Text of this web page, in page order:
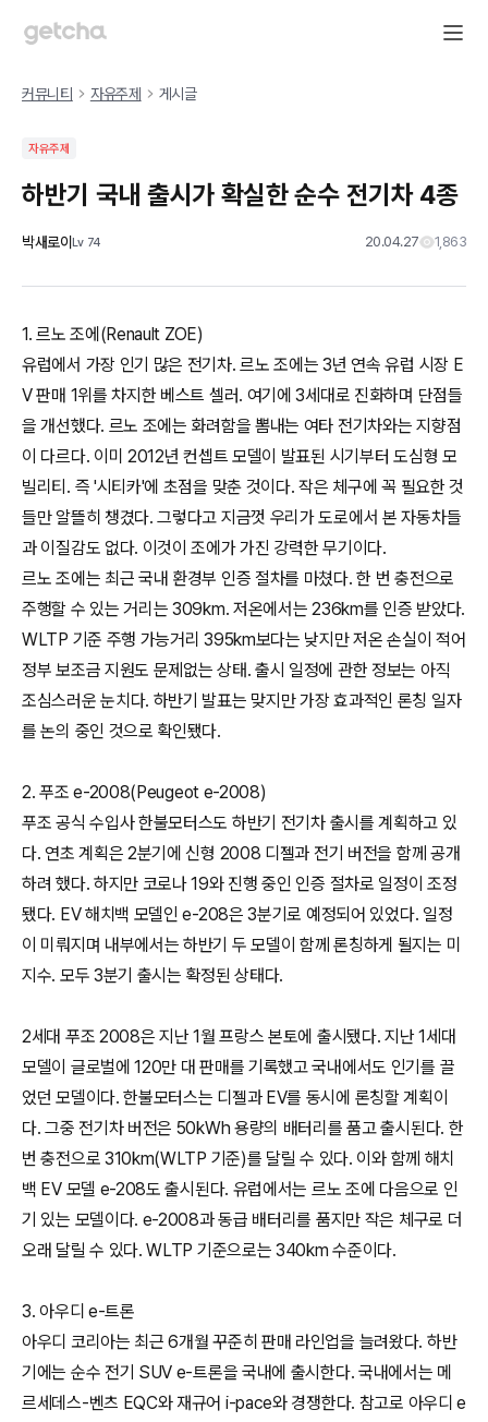
커뮤니티 자유주제 게시글
자유주제
하반기 국내 출시가 확실한 순수 전기차 4종
박새로이 Lv 74 20.04.27 1,863
1. 르노 조에(Renault ZOE)
유럽에서 가장 인기 많은 전기차. 르노 조에는 3년 연속 유럽 시장 E
V 판매 1위를 차지한 베스트 셀러. 여기에 3세대로 진화하며 단점들
을 개선했다. 르노 조에는 화려함을 뽐내는 여타 전기차와는 지향점
이 다르다. 이미 2012년 컨셉트 모델이 발표된 시기부터 도심형 모
빌리티. 즉 '시티카'에 초점을 맞춘 것이다. 작은 체구에 꼭 필요한 것
들만 알뜰히 챙겼다. 그렇다고 지금껏 우리가 도로에서 본 자동차들
과 이질감도 없다. 이것이 조에가 가진 강력한 무기이다.
르노 조에는 최근 국내 환경부 인증 절차를 마쳤다. 한 번 충전으로
주행할 수 있는 거리는 309km. 저온에서는 236km를 인증 받았다.
WLTP 기준 주행 가능거리 395km보다는 낮지만 저온 손실이 적어
정부 보조금 지원도 문제없는 상태. 출시 일정에 관한 정보는 아직
조심스러운 눈치다. 하반기 발표는 맞지만 가장 효과적인 론칭 일자
를 논의 중인 것으로 확인됐다.
2. 푸조 e-2008(Peugeot e-2008)
푸조 공식 수입사 한불모터스도 하반기 전기차 출시를 계획하고 있
다. 연초 계획은 2분기에 신형 2008 디젤과 전기 버전을 함께 공개
하려 했다. 하지만 코로나 19와 진행 중인 인증 절차로 일정이 조정
됐다. EV 해치백 모델인 e-208은 3분기로 예정되어 있었다. 일정
이 미뤄지며 내부에서는 하반기 두 모델이 함께 론칭하게 될지는 미
지수. 모두 3분기 출시는 확정된 상태다.
2세대 푸조 2008은 지난 1월 프랑스 본토에 출시됐다. 지난 1세대
모델이 글로벌에 120만 대 판매를 기록했고 국내에서도 인기를 끌
었던 모델이다. 한불모터스는 디젤과 EV를 동시에 론칭할 계획이
다. 그중 전기차 버전은 50kWh 용량의 배터리를 품고 출시된다. 한
번 충전으로 310km(WLTP 기준)를 달릴 수 있다. 이와 함께 해치
백 EV 모델 e-208도 출시된다. 유럽에서는 르노 조에 다음으로 인
기 있는 모델이다. e-2008과 동급 배터리를 품지만 작은 체구로 더
오래 달릴 수 있다. WLTP 기준으로는 340km 수준이다.
3. 아우디 e-트론
아우디 코리아는 최근 6개월 꾸준히 판매 라인업을 늘려왔다. 하반
기에는 순수 전기 SUV e-트론을 국내에 출시한다. 국내에서는 메
르세데스-벤츠 EQC와 재규어 i-pace와 경쟁한다. 참고로 아우디 e